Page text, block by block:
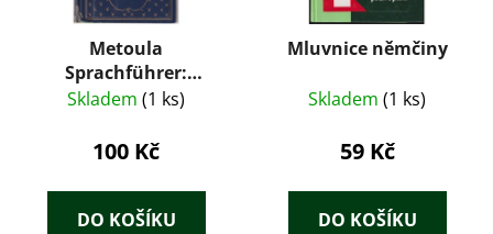
Metoula
Sprachführer:
Polnisch
Skladem (1 ks)
100 Kč
DO KOŠÍKU
Mluvnice němčiny
Skladem (1 ks)
59 Kč
DO KOŠÍKU